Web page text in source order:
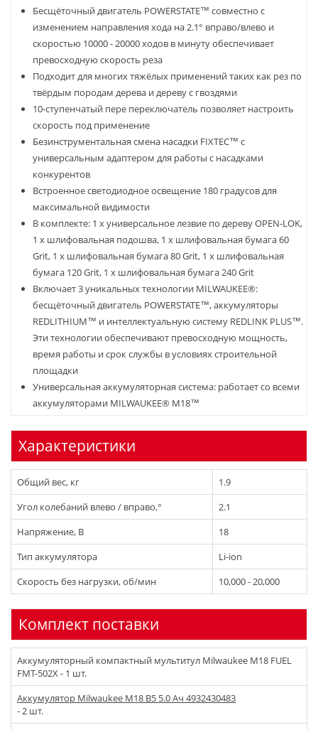
Бесщёточный двигатель POWERSTATE™ совместно с
изменением направления хода на 2.1° вправо/влево и
скоростью 10000 - 20000 ходов в минуту обеспечивает
превосходную скорость реза
Подходит для многих тяжёлых применений таких как рез по
твёрдым породам дерева и дереву с гвоздями
10-ступенчатый пере переключатель позволяет настроить
скорость под применение
Безинструментальная смена насадки FIXTEC™ с
универсальным адаптером для работы с насадками
конкурентов
Встроенное светодиодное освещение 180 градусов для
максимальной видимости
В комплекте: 1 х универсальное лезвие по дереву OPEN-LOK,
1 х шлифовальная подошва, 1 х шлифовальная бумага 60
Grit, 1 х шлифовальная бумага 80 Grit, 1 х шлифовальная
бумага 120 Grit, 1 х шлифовальная бумага 240 Grit
Включает 3 уникальных технологии MILWAUKEE®:
бесщёточный двигатель POWERSTATE™, аккумуляторы
REDLITHIUM™ и интеллектуальную систему REDLINK PLUS™.
Эти технологии обеспечивают превосходную мощность,
время работы и срок службы в условиях строительной
площадки
Универсальная аккумуляторная система: работает со всеми
аккумуляторами MILWAUKEE® M18™
Характеристики
Общий вес, кг
1.9
Угол колебаний влево / вправо,°
2.1
Напряжение, В
18
Тип аккумулятора
Li-ion
Скорость без нагрузки, об/мин
10,000 - 20,000
Комплект поставки
Аккумуляторный компактный мультитул Milwaukee M18 FUEL
FMT-502X - 1 шт.
Аккумулятор Milwaukee M18 B5 5.0 Ач 4932430483
- 2 шт.